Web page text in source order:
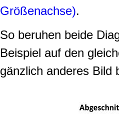
Größenachse).
So beruhen beide
Beispiel auf den
gänzlich anderes Bild